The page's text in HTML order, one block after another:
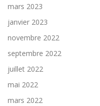
mars 2023
janvier 2023
novembre 2022
septembre 2022
juillet 2022
mai 2022
mars 2022